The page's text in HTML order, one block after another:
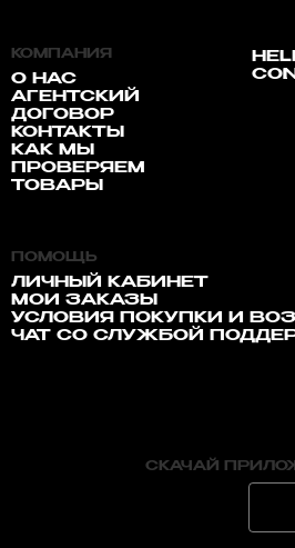
КОМПАНИЯ
О НАС
АГЕНТСКИЙ
ДОГОВОР
КОНТАКТЫ
КАК МЫ
ПРОВЕРЯЕМ
ТОВАРЫ
ПОМОЩЬ
ЛИЧНЫЙ КАБИНЕТ
МОИ ЗАКАЗЫ
УСЛОВИЯ ПОКУПКИ И
ЧАТ СО СЛУЖБОЙ
СКАЧАЙ